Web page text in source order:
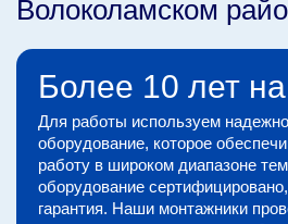
Волоколамском
Более 10 лет
Для работы используем
оборудование, которое
работу в широком диапазоне
оборудование
гарантия. Наши монтажники